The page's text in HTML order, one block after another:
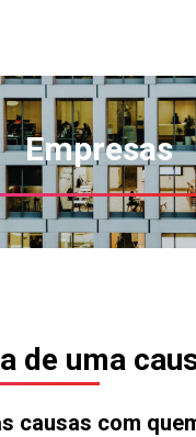
Empresas
de uma
causas com